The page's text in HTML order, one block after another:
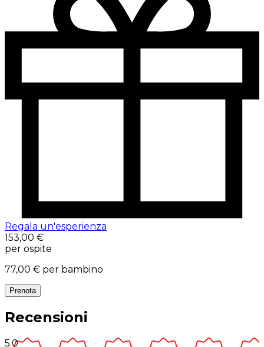
Regala un'esperienza
153,00 €
per ospite
77,00 € per bambino
Prenota
Recensioni
5.0